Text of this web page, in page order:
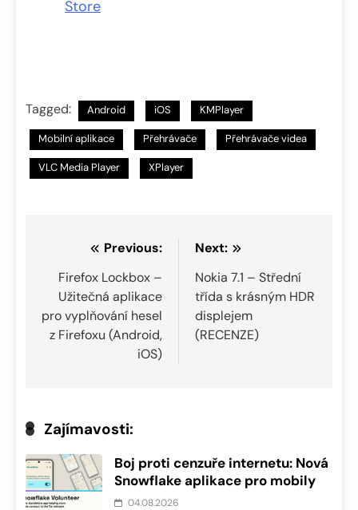
Store
Tagged: Android iOS KMPlayer
Mobilní aplikace Přehrávače Přehrávače videa
VLC Media Player XPlayer
Navigace
pro
příspěvek
Previous:
Firefox Lockbox –
Užitečná aplikace
pro vyplňování hesel
z Firefoxu (Android,
iOS)
Next:
Nokia 7.1 – Střední
třída s krásným HDR
displejem
(RECENZE)
Zajímavosti:
Boj proti cenzuře internetu: Nová
Snowflake aplikace pro mobily
04.08.2026